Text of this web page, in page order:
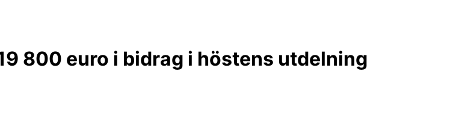
800 euro i bidrag i höstens utdelning